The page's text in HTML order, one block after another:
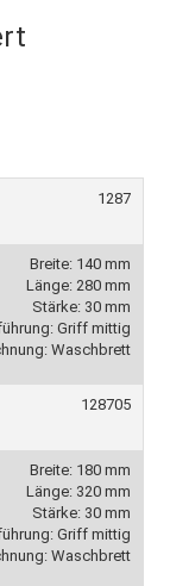
1287
Breite: 140 mm
Länge: 280 mm
Stärke: 30 mm
Griff mittig
Waschbrett
128705
Breite: 180 mm
Länge: 320 mm
Stärke: 30 mm
Griff mittig
Waschbrett